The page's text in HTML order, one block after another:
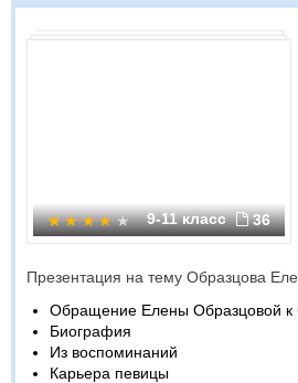
9-11 класс 36
Презентация на тему Образцова
Обращение Елены Образцовой к
Биография
Из воспоминаний
Карьера певицы